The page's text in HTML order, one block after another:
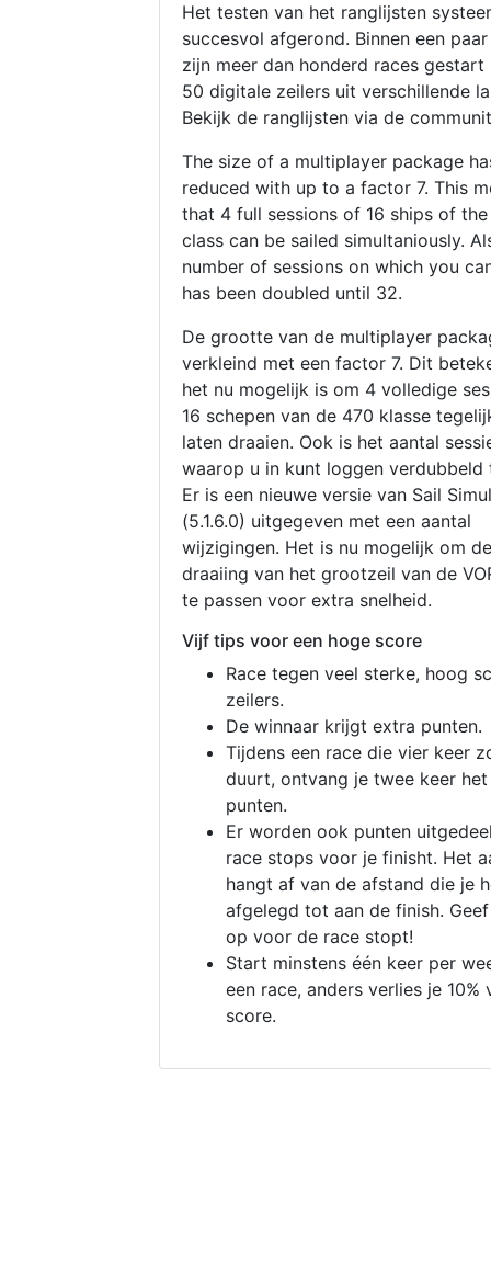
Het testen van het ranglijsten
succesvol afgerond. Binnen een
zijn meer dan honderd races gestart
50 digitale zeilers uit verschillende
Bekijk de ranglijsten via de
The size of a multiplayer package
reduced with up to a factor 7. This
that 4 full sessions of 16 ships of
class can be sailed simultaniously.
number of sessions on which you
has been doubled until 32.
De grootte van de multiplayer
verkleind met een factor 7. Dit
het nu mogelijk is om 4 volledige
16 schepen van de 470 klasse
laten draaien. Ook is het aantal
waarop u in kunt loggen verdubbeld
Er is een nieuwe versie van Sail
(5.1.6.0) uitgegeven met een aantal
wijzigingen. Het is nu mogelijk om de
draaiing van het grootzeil van de
te passen voor extra snelheid.
Vijf tips voor een hoge score
Race tegen veel sterke, hoog
zeilers.
De winnaar krijgt extra punten.
Tijdens een race die vier keer
duurt, ontvang je twee keer
punten.
Er worden ook punten
race stops voor je finisht. Het
hangt af van de afstand die je
afgelegd tot aan de finish.
op voor de race stopt!
Start minstens één keer per
een race, anders verlies je 10%
score.